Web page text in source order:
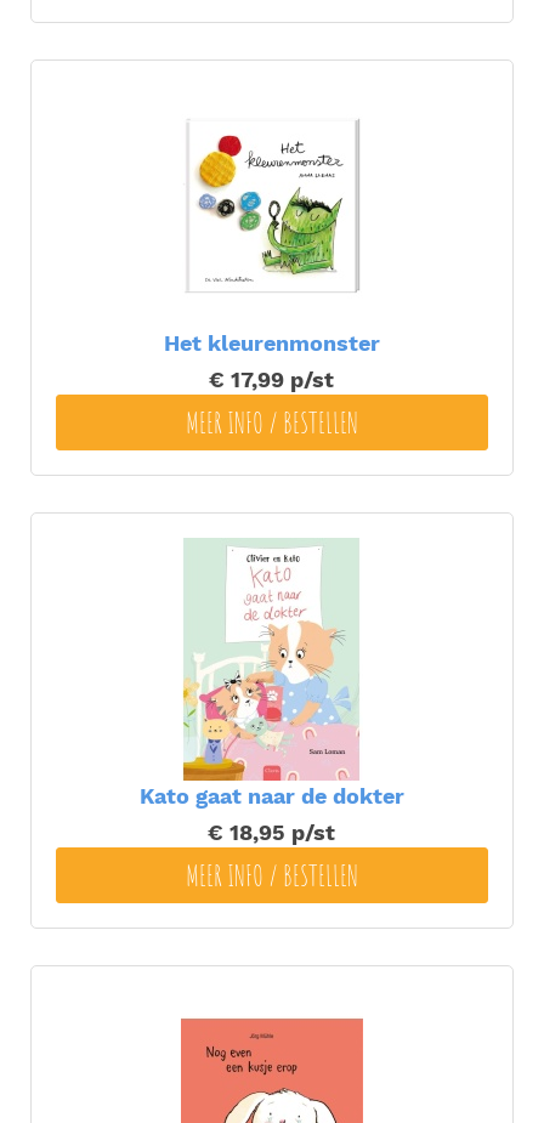
Het kleurenmonster
€ 17,99 p/st
MEER INFO / BESTELLEN
Kato gaat naar de dokter
€ 18,95 p/st
MEER INFO / BESTELLEN